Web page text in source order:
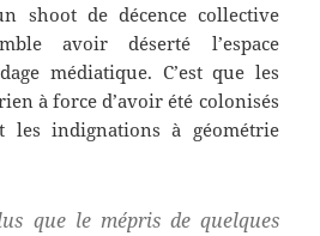
shoot de décence collective
avoir déserté l’espace
médiatique. C’est que les
à force d’avoir été colonisés
les indignations à géométrie
que le mépris de quelques